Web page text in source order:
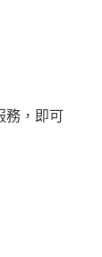
務，即可